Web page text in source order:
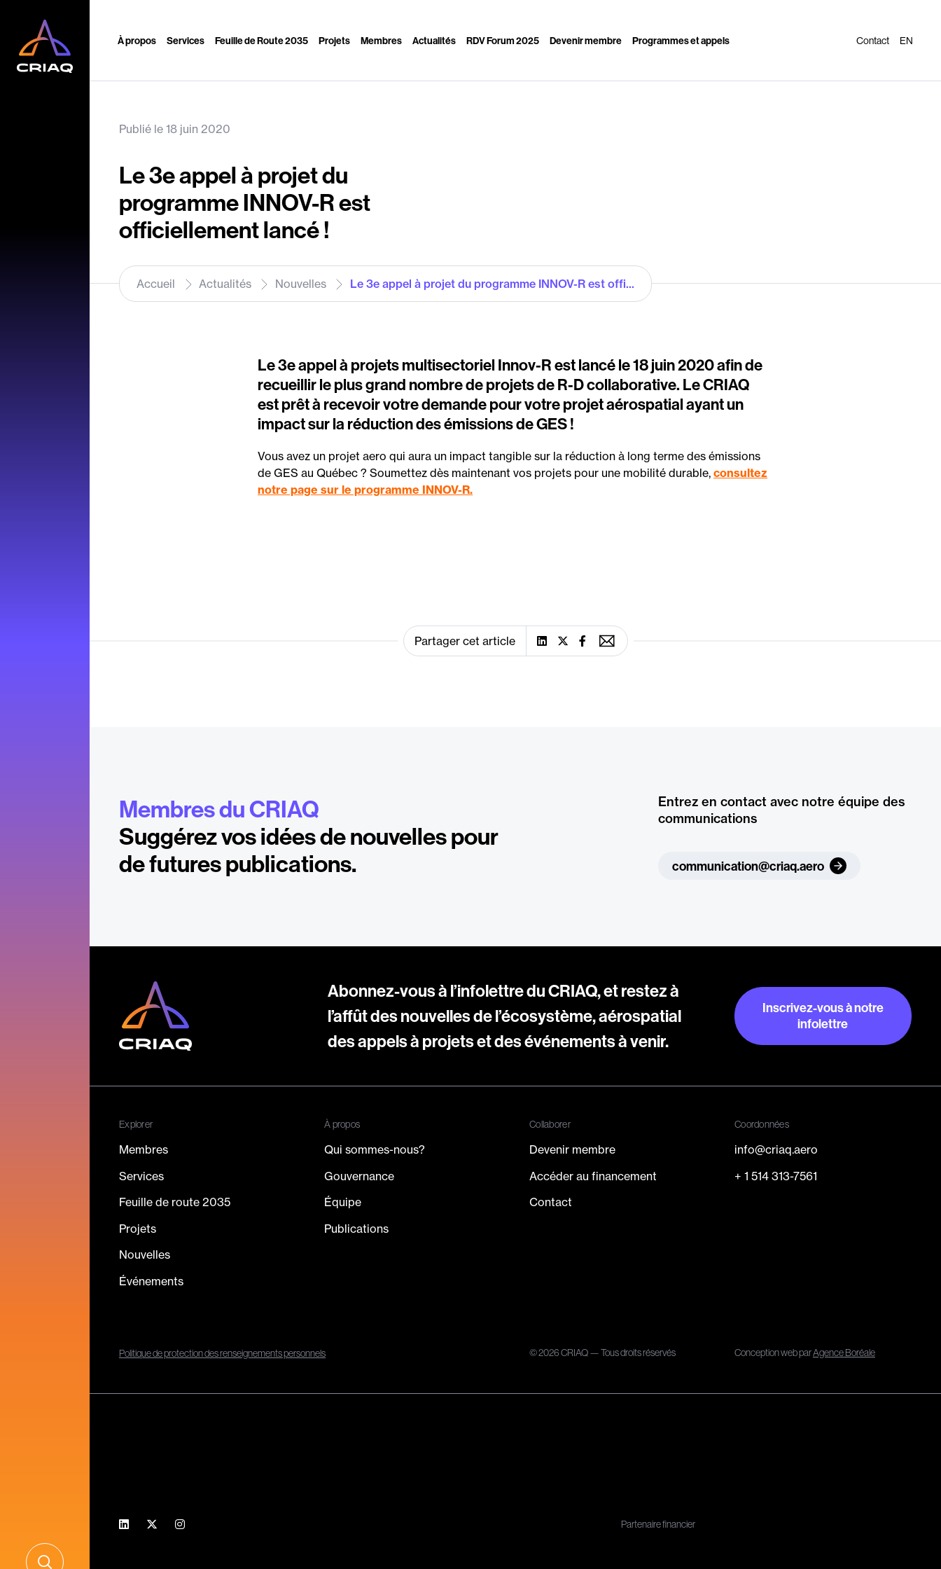
À propos Services Feuille de Route 2035 Projets Membres Actualités RDV Forum 2025 Devenir membre Programmes et appels Contact EN
Publié le 18 juin 2020
Le 3e appel à projet du
programme INNOV-R est
officiellement lancé !
Accueil Actualités Nouvelles Le 3e appel à projet du programme INNOV-R est offi...
Le 3e appel à projets multisectoriel Innov-R est lancé le 18 juin 2020 afin de
recueillir le plus grand nombre de projets de R-D collaborative. Le CRIAQ
est prêt à recevoir votre demande pour votre projet aérospatial ayant un
impact sur la réduction des émissions de GES !
Vous avez un projetaero qui aura un impact tangible sur la réduction à long terme des émissions
deGES au Québec ? Soumettez dès maintenant vos projets pour une mobilité durable,consultez
notre page sur le programme INNOV-R.
Partager cet article
Membres du CRIAQ
Suggérez vos idées de nouvelles pour
de futures publications.
Entrez en contact avec notre équipe des
communications
communication@criaq.aero
Abonnez-vous à l’infolettre du CRIAQ, et restez à
l’affût des nouvelles de l’écosystème, aérospatial
des appels à projets et des événements à venir.
Inscrivez-vous à notre
infolettre
Explorer
Membres
Services
Feuille de route 2035
Projets
Nouvelles
Événements
À propos
Qui sommes-nous?
Gouvernance
Équipe
Publications
Collaborer
Devenir membre
Accéder au financement
Contact
Coordonnées
info@criaq.aero
+ 1 514 313-7561
Politique de protection des renseignements personnels © 2026 CRIAQ — Tous droits réservés Conception web parAgence Boréale
Partenaire financier